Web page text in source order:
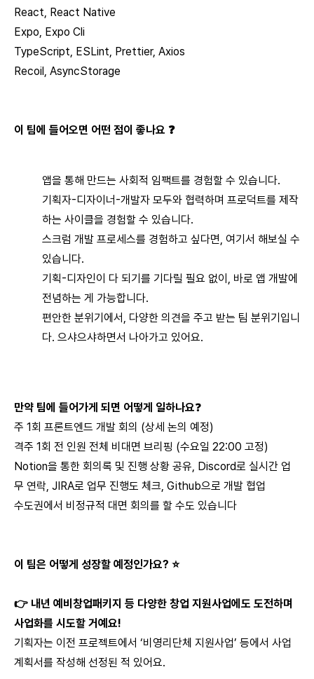
React, React Native
Expo, Expo Cli
TypeScript, ESLint, Prettier, Axios
Recoil, AsyncStorage
이 팀에 들어오면 어떤 점이 좋나요 ❓
앱을 통해 만드는 사회적 임팩트를 경험할 수 있습니다.
기획자-디자이너-개발자 모두와 협력하며 프로덕트를 제작
하는 사이클을 경험할 수 있습니다.
스크럼 개발 프로세스를 경험하고 싶다면, 여기서 해보실 수
있습니다.
기획-디자인이 다 되기를 기다릴 필요 없이, 바로 앱 개발에
전념하는 게 가능합니다.
편안한 분위기에서, 다양한 의견을 주고 받는 팀 분위기입니
다. 으샤으샤하면서 나아가고 있어요.
만약 팀에 들어가게 되면 어떻게 일하나요❓
주 1회 프론트엔드 개발 회의 (상세 논의 예정)
격주 1회 전 인원 전체 비대면 브리핑 (수요일 22:00 고정)
Notion을 통한 회의록 및 진행 상황 공유, Discord로 실시간 업
무 연락, JIRA로 업무 진행도 체크, Github으로 개발 협업
수도권에서 비정규적 대면 회의를 할 수도 있습니다
이 팀은 어떻게 성장할 예정인가요? ⭐
👉 내년 예비창업패키지 등 다양한 창업 지원사업에도 도전하며
사업화를 시도할 거예요!
기획자는 이전 프로젝트에서 ‘비영리단체 지원사업’ 등에서 사업
계획서를 작성해 선정된 적 있어요.